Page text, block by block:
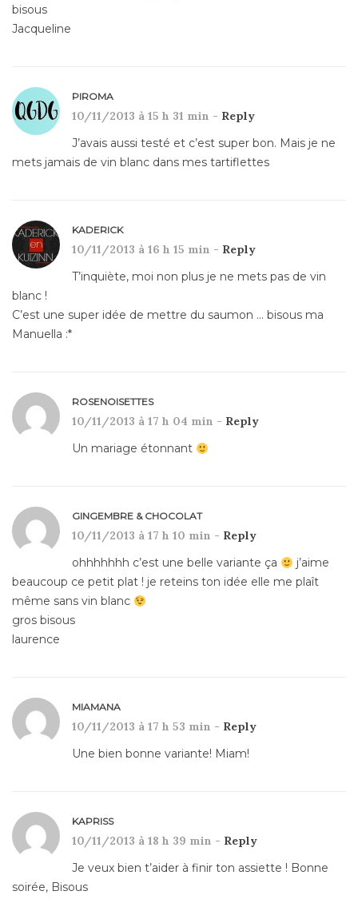
bisous
Jacqueline
PIROMA
10/11/2013 à 15 h 31 min - Reply
J’avais aussi testé et c’est super bon. Mais je ne
mets jamais de vin blanc dans mes tartiflettes
KADERICK
10/11/2013 à 16 h 15 min - Reply
T’inquiète, moi non plus je ne mets pas de vin
blanc !
C’est une super idée de mettre du saumon … bisous ma
Manuella :*
ROSENOISETTES
10/11/2013 à 17 h 04 min - Reply
Un mariage étonnant
GINGEMBRE & CHOCOLAT
10/11/2013 à 17 h 10 min - Reply
ohhhhhhh c’est une belle variante ça
j’aime
beaucoup ce petit plat ! je reteins ton idée elle me plaît
même sans vin blanc
gros bisous
laurence
MIAMANA
10/11/2013 à 17 h 53 min - Reply
Une bien bonne variante! Miam!
KAPRISS
10/11/2013 à 18 h 39 min - Reply
Je veux bien t’aider à finir ton assiette ! Bonne
soirée, Bisous